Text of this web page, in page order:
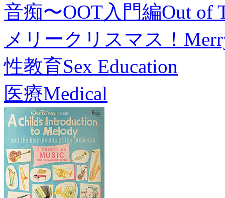
音痴〜OOT入門編Out of
メリークリスマス！
性教育Sex Education
医療Medical